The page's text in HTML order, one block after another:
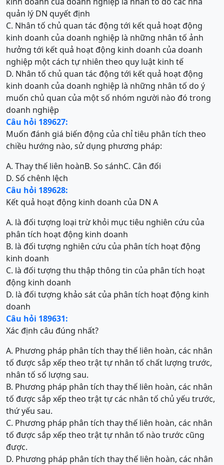
quản lý DN quyết định
C. Nhân tố chủ quan tác động tới kết quả hoạt động
kinh doanh của doanh nghiệp là những nhân tố ảnh
hưởng tới kết quả hoạt động kinh doanh của doanh
nghiệp một cách tự nhiên theo quy luật kinh tế
D. Nhân tố chủ quan tác động tới kết quả hoạt động
kinh doanh của doanh nghiệp là những nhân tố do ý
muốn chủ quan của một số nhóm người nào đó trong
doanh nghiệp
Câu hỏi 189627:
Muốn đánh giá biến động của chỉ tiêu phân tích theo
chiều hướng nào, sử dụng phương pháp:
A. Thay thế liên hoànB. So sánhC. Cân đối
D. Số chênh lệch
Câu hỏi 189628:
Kết quả hoạt động kinh doanh của DN A
A. là đối tượng loại trừ khỏi mục tiêu nghiên cứu của
phân tích hoạt động kinh doanh
B. là đối tượng nghiên cứu của phân tích hoạt động
kinh doanh
C. là đối tượng thu thập thông tin của phân tích hoạt
động kinh doanh
D. là đối tượng khảo sát của phân tích hoạt động kinh
doanh
Câu hỏi 189631:
Xác định câu đúng nhất?
A. Phương pháp phân tích thay thế liên hoàn, các nhân
tố được sắp xếp theo trật tự nhân tố chất lượng trước,
nhân tố số lượng sau.
B. Phương pháp phân tích thay thế liên hoàn, các nhân
tố được sắp xếp theo trật tự các nhân tố chủ yếu trước,
thứ yếu sau.
C. Phương pháp phân tích thay thế liên hoàn, các nhân
tố được sắp xếp theo trật tự nhân tố nào trước cũng
được.
D. Phương pháp phân tích thay thế liên hoàn, các nhân